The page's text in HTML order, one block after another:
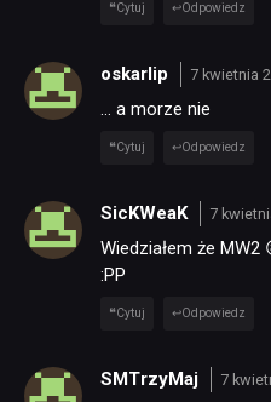
NEWSY
Cytuj Odpowiedz
oskarlip 7 kwietnia
… a morze nie
Cytuj Odpowiedz
SicKWeaK 7
Wiedziałem że
:PP
Cytuj Odpowiedz
SMTrzyMaj 7